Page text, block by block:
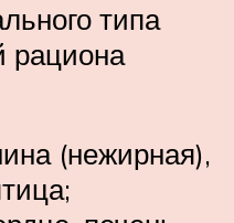
типа
рациона
(нежирная),